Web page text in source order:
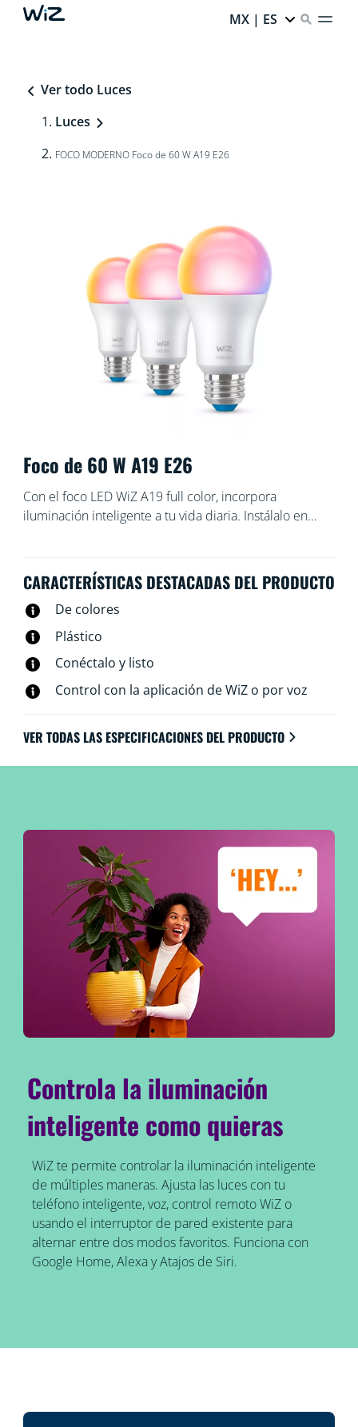
MX | ES
Ver todo Luces
Luces
FOCO MODERNO Foco de 60 W A19 E26
Foco de 60 W A19 E26
Con el foco LED WiZ A19 full color, incorpora
iluminación inteligente a tu vida diaria. Instálalo en
cálida o fría, o bien entre 16 millones de colores.
Puedes programar las luces para que se enciendan o
se apaguen según tus rutinas diarias o semanales,
controlarlas con tu teléfono inteligente o comandos de
voz e incluso puedes tener acceso a tu iluminación
cuando no estás en casa. Las luces WiZ se conectan a
la red wifi existente, sin necesidad de otro hardware.
CARACTERÍSTICAS DESTACADAS DEL PRODUCTO
De colores
Plástico
Conéctalo y listo
Control con la aplicación de WiZ o por voz
VER TODAS LAS ESPECIFICACIONES DEL PRODUCTO
Controla la iluminación
inteligente como quieras
WiZ te permite controlar la iluminación inteligente
de múltiples maneras. Ajusta las luces con tu
teléfono inteligente, voz, control remoto WiZ o
usando el interruptor de pared existente para
alternar entre dos modos favoritos. Funciona con
Google Home, Alexa y Atajos de Siri.